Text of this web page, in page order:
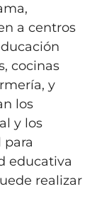
a centros
cocinas
y
los
y los
para
educativa
realizar